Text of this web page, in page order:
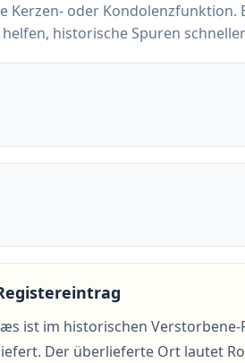
Kerzen- oder Kondolenzfunktion.
historische Spuren
ist im historischen
Der überlieferte Ort lautet